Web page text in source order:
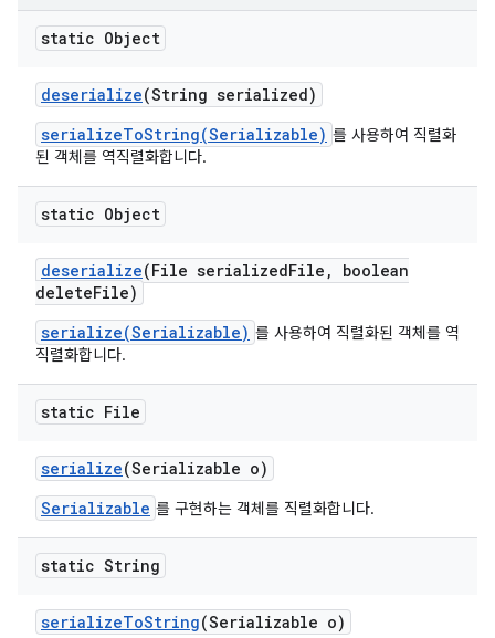
static Object
deserialize(String serialized)
serializeToString(Serializable) 를 사용하여 직렬화
된 객체를 역직렬화합니다.
static Object
deserialize(File serializedFile ,
boolean
deleteFile)
serialize(Serializable) 를 사용하여 직렬화된 객체를 역
직렬화합니다.
static File
serialize(Serializable o)
Serializable 를 구현하는 객체를 직렬화합니다.
static String
serializeToString(Serializable o)